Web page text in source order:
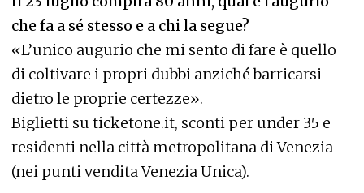
che fa a sé stesso e a chi la segue?
«L’unico augurio che mi sento di fare è quello
di coltivare i propri dubbi anziché barricarsi
dietro le proprie certezze».
Biglietti su ticketone.it, sconti per under 35 e
residenti nella città metropolitana di Venezia
(nei punti vendita Venezia Unica).